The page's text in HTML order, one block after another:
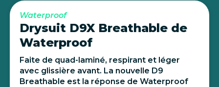
Waterproof
Drysuit D9X Breathable de
Waterproof
Faite de quad-laminé, respirant et léger
avec glissière avant. La nouvelle D9
Breathable est la réponse de Waterproof